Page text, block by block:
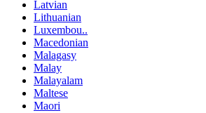
Latvian
Lithuanian
Luxembou..
Macedonian
Malagasy
Malay
Malayalam
Maltese
Maori